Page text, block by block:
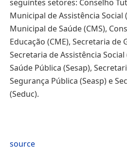
seguintes setores: Conselho
Municipal de Assistência Social
Municipal de Saúde (CMS),
Educação (CME), Secretaria de
Secretaria de Assistência
Saúde Pública (Sesap),
Segurança Pública (Seasp) e
(Seduc).
source